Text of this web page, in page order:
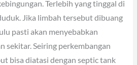
Terlebih yang tinggal di
Jika limbah tersebut dibuang
pasti akan menyebabkan
sekitar. Seiring perkembangan
bisa diatasi dengan septic tank